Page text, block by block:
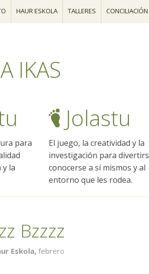
HAUR ESKOLA TALLERES CONCILIACIÓN
IKAS
para
la
Jolastu
El juego, la creatividad y la
investigación para
conocerse a sí mismos y al
entorno que les rodea.
Bzzzz
Eskola, febrero